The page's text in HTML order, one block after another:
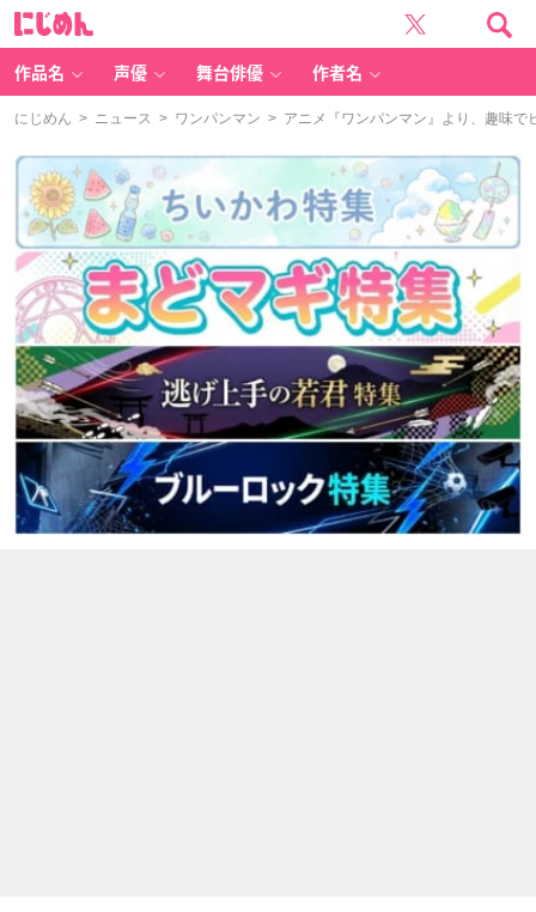
作品名 声優 舞台俳優 作者名
にじめん > ニュース > ワンパンマン > アニメ『ワンパンマン』より、趣味で